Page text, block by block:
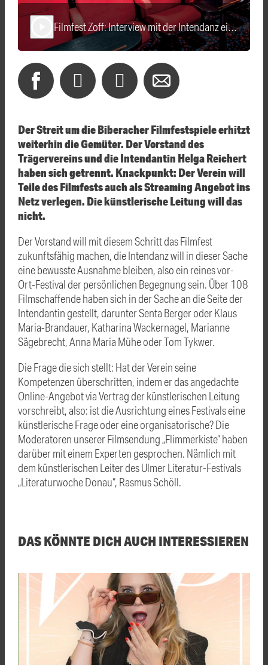
Filmfest Zoff: Interview mit der Intendanz eines anderen Festivals
Der Streit um die Biberacher Filmfestspiele erhitzt
weiterhin die Gemüter. Der Vorstand des
Trägervereins und die Intendantin Helga Reichert
haben sich getrennt. Knackpunkt: Der Verein will
Teile des Filmfests auch als Streaming Angebot ins
Netz verlegen. Die künstlerische Leitung will das
nicht.
Der Vorstand will mit diesem Schritt das Filmfest
zukunftsfähig machen, die Intendanz will in dieser Sache
eine bewusste Ausnahme bleiben, also ein reines vor-
Ort-Festival der persönlichen Begegnung sein. Über 108
Filmschaffende haben sich in der Sache an die Seite der
Intendantin gestellt, darunter Senta Berger oder Klaus
Maria-Brandauer, Katharina Wackernagel, Marianne
Sägebrecht, Anna Maria Mühe oder Tom Tykwer.
Die Frage die sich stellt: Hat der Verein seine
Kompetenzen überschritten, indem er das angedachte
Online-Angebot via Vertrag der künstlerischen Leitung
vorschreibt, also: ist die Ausrichtung eines Festivals eine
künstlerische Frage oder eine organisatorische? Die
Moderatoren unserer Filmsendung „Flimmerkiste“ haben
darüber mit einem Experten gesprochen. Nämlich mit
dem künstlerischen Leiter des Ulmer Literatur-Festivals
„Literaturwoche Donau“, Rasmus Schöll.
DAS KÖNNTE DICH AUCH INTERESSIEREN